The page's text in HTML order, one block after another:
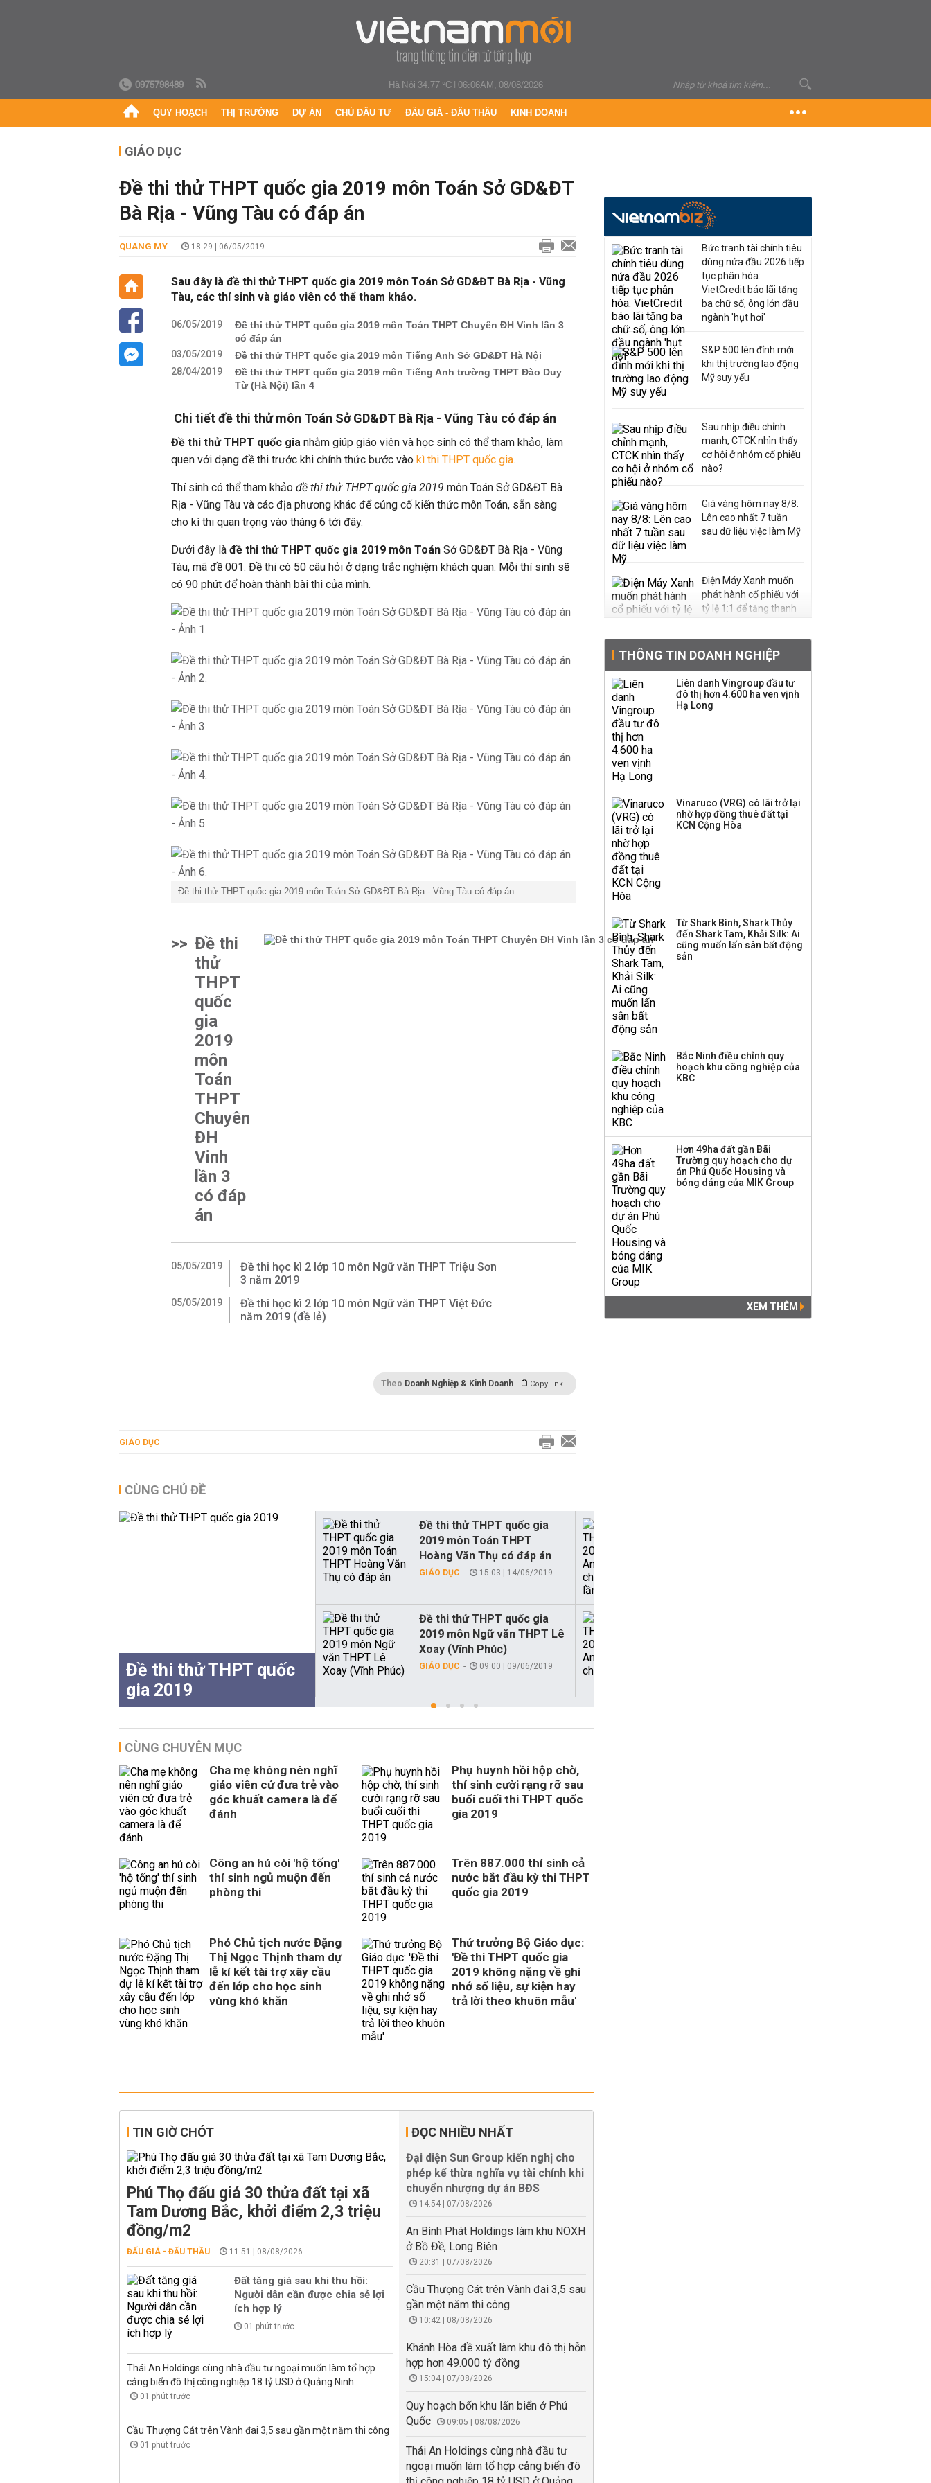
0975798489 Hà Nội 34.77 °C|06:06AM, 08/08/2026
QUY HOẠCH THỊ TRƯỜNG DỰ ÁN CHỦ ĐẦU TƯ ĐẤU GIÁ - ĐẤU THẦU KINH DOANH
GIÁO DỤC
Đề thi thử THPT quốc gia 2019 môn Toán Sở GD&ĐT
Bà Rịa - Vũng Tàu có đáp án
QUANG MY 18:29 | 06/05/2019
Sau đây là đề thi thử THPT quốc gia 2019 môn Toán Sở GD&ĐT Bà Rịa - Vũng
Tàu, các thí sinh và giáo viên có thể tham khảo.
06/05/2019
Đề thi thử THPT quốc gia 2019 môn Toán THPT Chuyên ĐH Vinh lần 3
có đáp án
03/05/2019
Đề thi thử THPT quốc gia 2019 môn Tiếng Anh Sở GD&ĐT Hà Nội
28/04/2019
Đề thi thử THPT quốc gia 2019 môn Tiếng Anh trường THPT Đào Duy
Từ (Hà Nội) lần 4
Chi tiết đề thi thử môn Toán Sở GD&ĐT Bà Rịa - Vũng Tàu có đáp án
Đề thi thử THPT quốc gia nhằm giúp giáo viên và học sinh có thể tham khảo, làm
quen với dạng đề thi trước khi chính thức bước vào kì thi THPT quốc gia.
Thí sinh có thể tham khảo đề thi thử THPT quốc gia 2019 môn Toán Sở GD&ĐT Bà
Rịa - Vũng Tàu và các địa phương khác để củng cố kiến thức môn Toán, sẵn sàng
cho kì thi quan trọng vào tháng 6 tới đây.
Dưới đây là đề thi thử THPT quốc gia 2019 môn Toán Sở GD&ĐT Bà Rịa - Vũng
Tàu, mã đề 001. Đề thi có 50 câu hỏi ở dạng trắc nghiệm khách quan. Mỗi thí sinh sẽ
có 90 phút để hoàn thành bài thi của mình.
Đề thi thử THPT quốc gia 2019 môn Toán Sở GD&ĐT Bà Rịa - Vũng Tàu có đáp án
>> Đề thi
thử
THPT
quốc
gia
2019
môn
Toán
THPT
Chuyên
ĐH
Vinh
lần 3
có đáp
án
05/05/2019
Đề thi học kì 2 lớp 10 môn Ngữ văn THPT Triệu Sơn
3 năm 2019
05/05/2019
Đề thi học kì 2 lớp 10 môn Ngữ văn THPT Việt Đức
năm 2019 (đề lẻ)
Theo Doanh Nghiệp & Kinh Doanh Copy link
GIÁO DỤC
CÙNG CHỦ ĐỀ
Đề thi thử THPT quốc
gia 2019
Đề thi thử THPT quốc gia
2019 môn Toán THPT
Hoàng Văn Thụ có đáp án
GIÁO DỤC 15:03 | 14/06/2019
Đề thi thử THPT quốc gia
2019 môn Ngữ văn THPT Lê
Xoay (Vĩnh Phúc)
GIÁO DỤC 09:00 | 09/06/2019
CÙNG CHUYÊN MỤC
Cha mẹ không nên nghĩ
giáo viên cứ đưa trẻ vào
góc khuất camera là để
đánh
Phụ huynh hồi hộp chờ,
thí sinh cười rạng rỡ sau
buổi cuối thi THPT quốc
gia 2019
Công an hú còi 'hộ tống'
thí sinh ngủ muộn đến
phòng thi
Trên 887.000 thí sinh cả
nước bắt đầu kỳ thi THPT
quốc gia 2019
Phó Chủ tịch nước Đặng
Thị Ngọc Thịnh tham dự
lễ kí kết tài trợ xây cầu
đến lớp cho học sinh
vùng khó khăn
Thứ trưởng Bộ Giáo dục:
'Đề thi THPT quốc gia
2019 không nặng về ghi
nhớ số liệu, sự kiện hay
trả lời theo khuôn mẫu'
TIN GIỜ CHÓT
Phú Thọ đấu giá 30 thửa đất tại xã
Tam Dương Bắc, khởi điểm 2,3 triệu
đồng/m2
ĐẤU GIÁ - ĐẤU THẦU 11:51 | 08/08/2026
Đất tăng giá sau khi thu hồi:
Người dân cần được chia sẻ lợi
ích hợp lý
01 phút trước
Thái An Holdings cùng nhà đầu tư ngoại muốn làm tổ hợp
cảng biển đô thị công nghiệp 18 tỷ USD ở Quảng Ninh
01 phút trước
Cầu Thượng Cát trên Vành đai 3,5 sau gần một năm thi công
01 phút trước
ĐỌC NHIỀU NHẤT
Đại diện Sun Group kiến nghị cho
phép kế thừa nghĩa vụ tài chính khi
chuyển nhượng dự án BĐS
14:54 | 07/08/2026
An Bình Phát Holdings làm khu NOXH
ở Bồ Đề, Long Biên
20:31 | 07/08/2026
Cầu Thượng Cát trên Vành đai 3,5 sau
gần một năm thi công
10:42 | 08/08/2026
Khánh Hòa đề xuất làm khu đô thị hỗn
hợp hơn 49.000 tỷ đồng
15:04 | 07/08/2026
Quy hoạch bốn khu lấn biển ở Phú
Quốc
09:05 | 08/08/2026
Thái An Holdings cùng nhà đầu tư
ngoại muốn làm tổ hợp cảng biển đô
Bức tranh tài chính tiêu
dùng nửa đầu 2026 tiếp
tục phân hóa:
VietCredit báo lãi tăng
ba chữ số, ông lớn đầu
ngành 'hụt hơi'
S&P 500 lên đỉnh mới
khi thị trường lao động
Mỹ suy yếu
Sau nhịp điều chỉnh
mạnh, CTCK nhìn thấy
cơ hội ở nhóm cổ phiếu
nào?
Giá vàng hôm nay 8/8:
Lên cao nhất 7 tuần
sau dữ liệu việc làm Mỹ
Điện Máy Xanh muốn
phát hành cổ phiếu với
tỷ lệ 1:1 để tăng thanh
Quy hoạch 4 khu lấn
biển ở Phú Quốc
hàng
Dự án Sheraton Phú
Huấn Hoa Hồng bỗng
dưng ‘biến mất’, một
công ty khác đã giải thể
THÔNG TIN DOANH NGHIỆP
Liên danh Vingroup đầu tư
đô thị hơn 4.600 ha ven vịnh
Hạ Long
Vinaruco (VRG) có lãi trở lại
nhờ hợp đồng thuê đất tại
KCN Cộng Hòa
Từ Shark Bình, Shark Thủy
đến Shark Tam, Khải Silk: Ai
cũng muốn lấn sân bất động
sản
Bắc Ninh điều chỉnh quy
hoạch khu công nghiệp của
KBC
Hơn 49ha đất gần Bãi
Trường quy hoạch cho dự
án Phú Quốc Housing và
bóng dáng của MIK Group
XEM THÊM